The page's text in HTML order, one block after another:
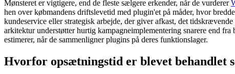
Mønsteret er vigtigere, end de fleste sælgere erkender, når de vurderer
hen over købmandens driftslevetid med plugin'et på måder, hvor
kundeservice eller strategisk arbejde, der giver afkast, det
arkitektur understøtter hurtig kampagneimplementering snarere end
estimerer, når de sammenligner plugins på deres funktionslager.
Hvorfor opsætningstid er blevet behandlet